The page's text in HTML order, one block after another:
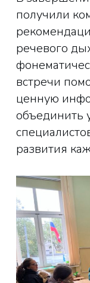
получили
речевого
встречи
ценную
объединить
развития